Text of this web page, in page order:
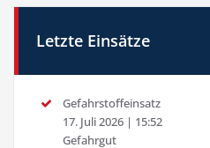
Letzte Einsätze
Gefahrstoffeinsatz
17. Juli 2026 | 15:52
Gefahrgut